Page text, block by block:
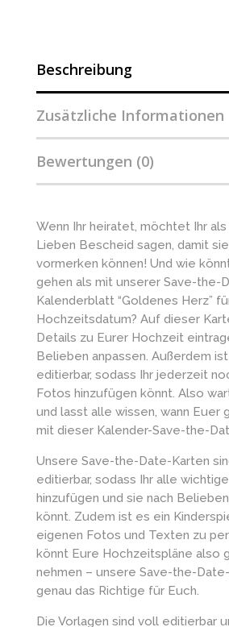
Beschreibung
Zusätzliche Informationen
Bewertungen (0)
Wenn Ihr heiratet, möchtet Ihr
Lieben Bescheid sagen, damit
vormerken können! Und wie
gehen als mit unserer Save-the-
Kalenderblatt “Goldenes Herz”
Hochzeitsdatum? Auf dieser
Details zu Eurer Hochzeit
Belieben anpassen. Außerdem
editierbar, sodass Ihr jederzeit
Fotos hinzufügen könnt. Also
und lasst alle wissen, wann Euer
mit dieser Kalender-Save-the-
Unsere Save-the-Date-Karten
editierbar, sodass Ihr alle
hinzufügen und sie nach
könnt. Zudem ist es ein
eigenen Fotos und Texten zu
könnt Eure Hochzeitspläne also
nehmen – unsere Save-the-
genau das Richtige für Euch.
Die Vorlagen sind voll editierbar